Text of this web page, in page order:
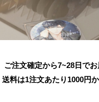
ご注文確定から7~28日で
送料は1注文あたり 1000円